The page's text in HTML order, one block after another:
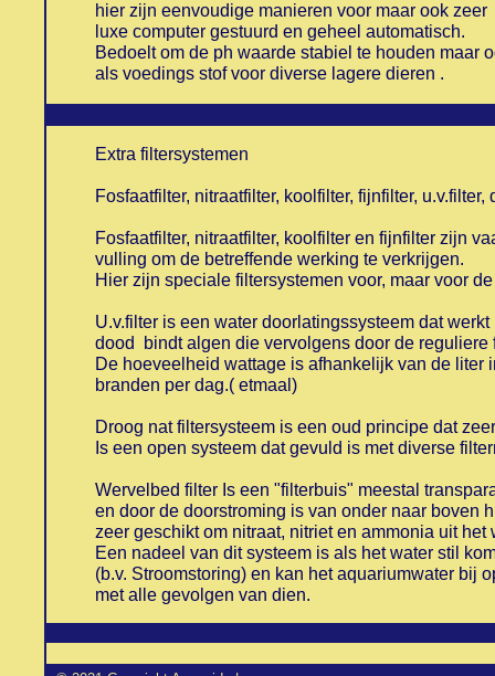
hier zijn eenvoudige manieren voor maar ook zeer
luxe computer gestuurd en geheel automatisch.
Bedoelt om de ph waarde stabiel te houden maar
als voedings stof voor diverse lagere dieren .
Extra filtersystemen
Fosfaatfilter, nitraatfilter, koolfilter, fijnfilter,
Fosfaatfilter, nitraatfilter, koolfilter en fijnfilter zijn
vulling om de betreffende werking te verkrijgen.
Hier zijn speciale filtersystemen voor, maar voor
U.v.filter is een water doorlatingssysteem dat
dood bindt algen die vervolgens door de reguliere
De hoeveelheid wattage is afhankelijk van de liter
branden per dag.( etmaal)
Droog nat filtersysteem is een oud principe dat
Is een open systeem dat gevuld is met diverse
Wervelbed filter Is een "filterbuis" meestal
en door de doorstroming is van onder naar boven
zeer geschikt om nitraat, nitriet en ammonia uit
Een nadeel van dit systeem is als het water stil
(b.v. Stroomstoring) en kan het aquariumwater bij
met alle gevolgen van dien.